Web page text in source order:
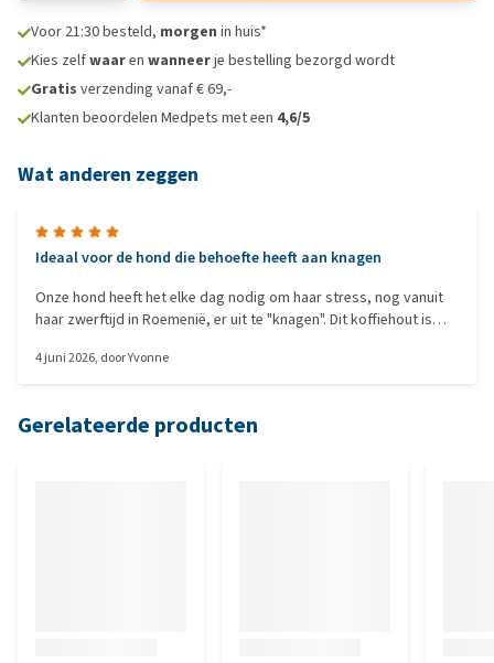
Voor 21:30 besteld, morgen in huis*
Kies zelfwaaren wanneerje bestelling bezorgd wordt
Gratis verzending vanaf € 69,-
Klanten beoordelen Medpets met een 4,6/5
Wat anderen zeggen
Ideaal voor de hond die behoefte heeft aan knagen
Onze hond heeft het elke dag nodig om haar stress, nog vanuit
haar zwerftijd in Roemenië, er uit te "knagen". Dit koffiehout is
voldoet aan haar behoefte. Er komen kleine stukjes af die niet
4 juni 2026, doorYvonne
Gerelateerde producten